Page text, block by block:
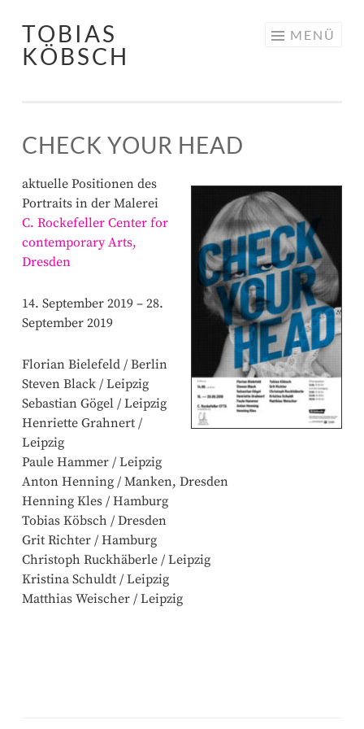
Springe zum Inhalt
TOBIAS
KÖBSCH
MENÜ
CHECK YOUR HEAD
aktuelle Positionen des
Portraits in der Malerei
C. Rockefeller Center for
contemporary Arts,
Dresden
14. September 2019 – 28.
September 2019
Florian Bielefeld / Berlin
Steven Black / Leipzig
Sebastian Gögel / Leipzig
Henriette Grahnert /
Leipzig
Paule Hammer / Leipzig
Anton Henning / Manken, Dresden
Henning Kles / Hamburg
Tobias Köbsch / Dresden
Grit Richter / Hamburg
Christoph Ruckhäberle / Leipzig
Kristina Schuldt / Leipzig
Matthias Weischer / Leipzig